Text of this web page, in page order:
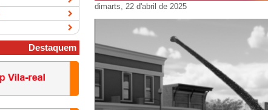
dimarts, 22 d'abril de 2025
Destaquem